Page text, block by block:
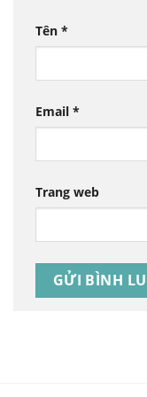
Tên *
Email *
Trang web